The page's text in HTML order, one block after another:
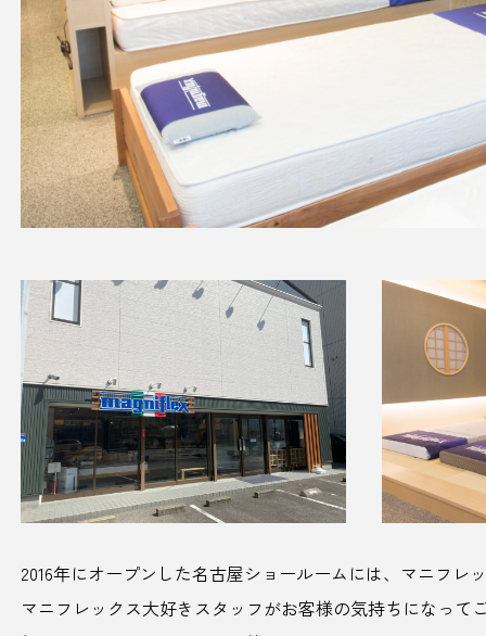
2016年にオープンした名古屋ショールームには、マニフレ
マニフレックス大好きスタッフがお客様の気持ちになって